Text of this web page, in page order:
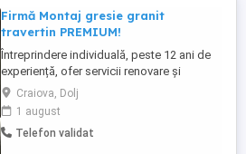
Firmă Montaj gresie granit
travertin PREMIUM!
Întreprindere individuală, peste 12 ani de
experiență, ofer servicii renovare și
finisare, execut montaj gresie de toate
dimensiunile și toate modelele la
standarde premium. pentru mai multe
poze și colaborări nu ezitați să îmi scrieți
Craiova, Dolj
1 august
Telefon validat